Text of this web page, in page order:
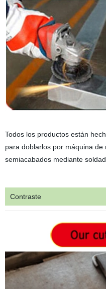
Todos los productos están
para doblarlos por máquina
semiacabados mediante
Contraste